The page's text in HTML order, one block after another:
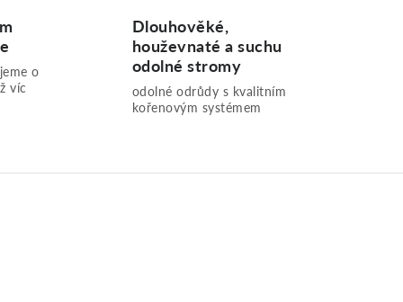
o
víc
Dlouhověké,
houževnaté a suchu
odolné stromy
odolné odrůdy s kvalitním
kořenovým systémem